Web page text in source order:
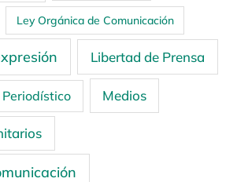
Ley Orgánica de Comunicación
Libertad de Prensa
Medios